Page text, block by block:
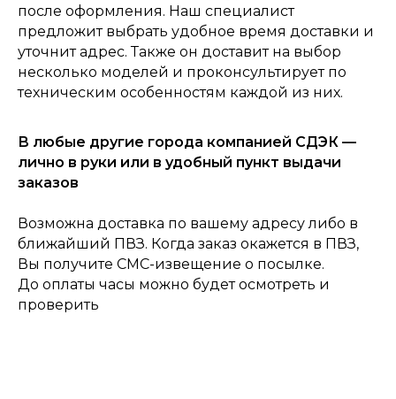
Главная Каталог
Консультация Корзина
после оформления. Наш специалист
предложит выбрать удобное время доставки и
уточнит адрес. Также он доставит на выбор
несколько моделей и проконсультирует по
техническим особенностям каждой из них.
В любые другие города компанией СДЭК —
лично в руки или в удобный пункт выдачи
заказов
Возможна доставка по вашему адресу либо в
ближайший ПВЗ. Когда заказ окажется в ПВЗ,
Вы получите СМС-извещение о посылке.
До оплаты часы можно будет осмотреть и
проверить